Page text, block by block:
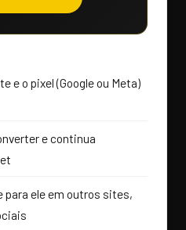
e o pixel (Google ou Meta)
e continua
para ele em outros sites,